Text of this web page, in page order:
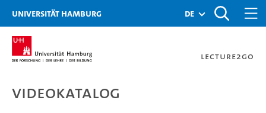
Zur Metanavigation
Zur Hauptnavigation
Zur Suche
Zum Inhalt
Zum Seitenfuss
Universität Hamburg de
Lecture2Go
Islamischer
Videokatalog